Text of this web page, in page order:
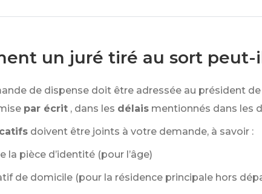
un juré tiré au sort
de dispense doit être adressée au président
par écrit , dans les délais mentionnés dans les
doivent être joints à votre demande, à savoir :
la pièce d’identité (pour l’âge)
de domicile (pour la résidence principale hors